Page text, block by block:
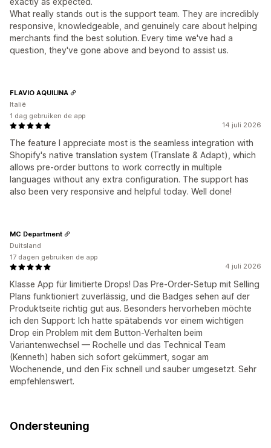
What really stands out is the support team. They are incredibly
responsive, knowledgeable, and genuinely care about helping
merchants find the best solution. Every time we've had a
question, they've gone above and beyond to assist us.
14 juli 2026
The feature I appreciate most is the seamless integration with
Shopify's native translation system (Translate & Adapt), which
allows pre-order buttons to work correctly in multiple
languages without any extra configuration. The support has
also been very responsive and helpful today. Well done!
FLAVIO AQUILINA
Italië
1 dag gebruiken de app
4 juli 2026
Klasse App für limitierte Drops! Das Pre-Order-Setup mit Selling
Plans funktioniert zuverlässig, und die Badges sehen auf der
Produktseite richtig gut aus. Besonders hervorheben möchte
ich den Support: Ich hatte spätabends vor einem wichtigen
Drop ein Problem mit dem Button-Verhalten beim
Variantenwechsel — Rochelle und das Technical Team
(Kenneth) haben sich sofort gekümmert, sogar am
Wochenende, und den Fix schnell und sauber umgesetzt. Sehr
empfehlenswert.
MC Department
Duitsland
17 dagen gebruiken de app
Ondersteuning